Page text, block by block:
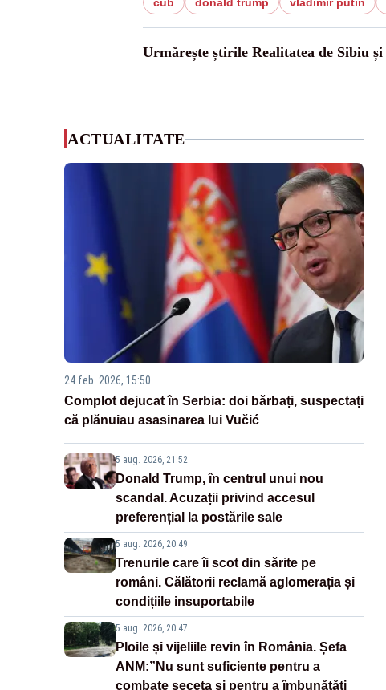
Urmărește știrile Realitatea de Sibiu și
ACTUALITATE
24 feb. 2026, 15:50
Complot dejucat în Serbia: doi bărbați, suspectați
că plănuiau asasinarea lui Vučić
5 aug. 2026, 21:52
Donald Trump, în centrul unui nou
scandal. Acuzații privind accesul
preferențial la postările sale
5 aug. 2026, 20:49
Trenurile care îi scot din sărite pe
români. Călătorii reclamă aglomerația și
condițiile insuportabile
5 aug. 2026, 20:47
Ploile și vijeliile revin în România. Șefa
ANM:”Nu sunt suficiente pentru a
combate seceta și pentru a îmbunătăți